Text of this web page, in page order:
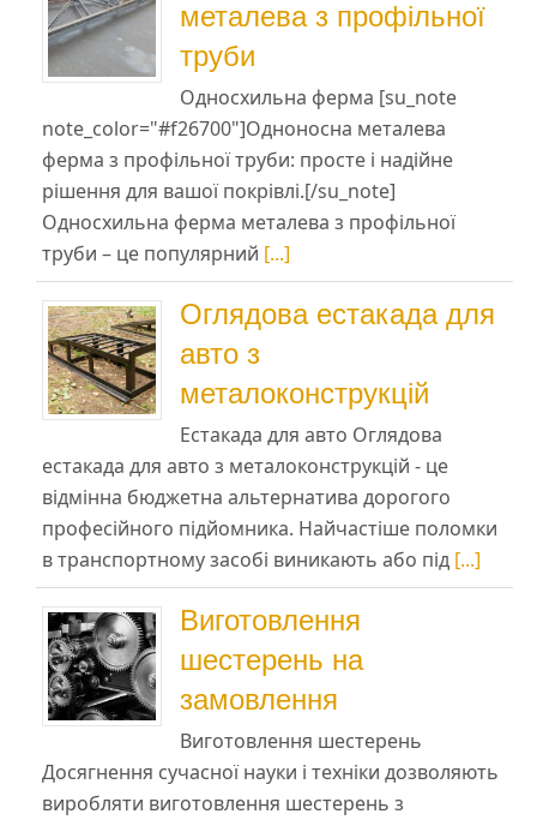
металева з профільної
труби
Односхильна ферма [su_note
note_color="#f26700"]Одноносна металева
ферма з профільної труби: просте і надійне
рішення для вашої покрівлі.[/su_note]
Односхильна ферма металева з профільної
труби – це популярний [...]
Оглядова естакада для
авто з
металоконструкцій
Естакада для авто Оглядова
естакада для авто з металоконструкцій - це
відмінна бюджетна альтернатива дорогого
професійного підйомника. Найчастіше поломки
в транспортному засобі виникають або під [...]
Виготовлення
шестерень на
замовлення
Виготовлення шестерень
Досягнення сучасної науки і техніки дозволяють
виробляти виготовлення шестерень з